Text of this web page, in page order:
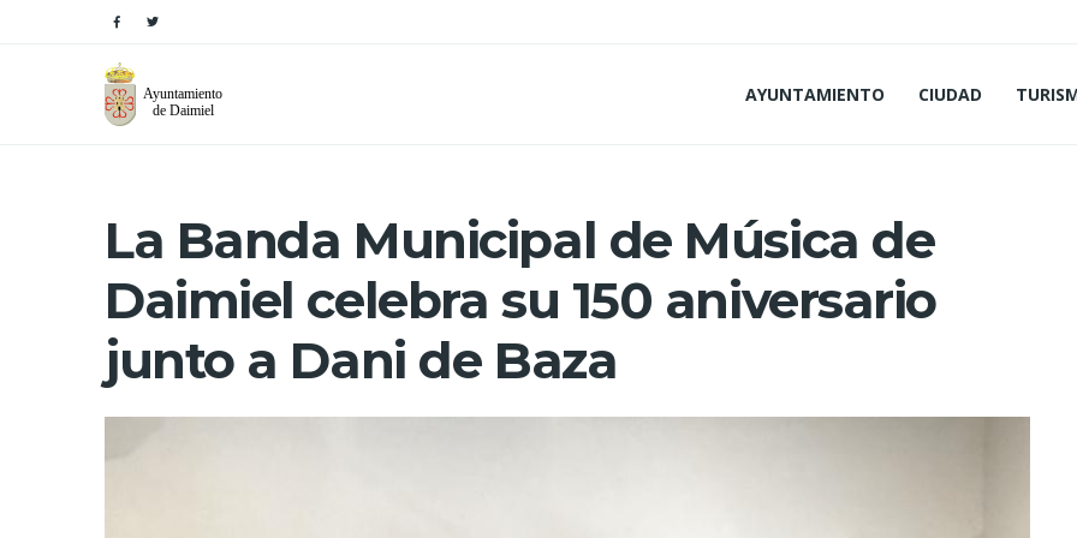
AYUNTAMIENTO CIUDAD
La Banda Municipal de Música de
Daimiel celebra su 150 aniversario
junto a Dani de Baza